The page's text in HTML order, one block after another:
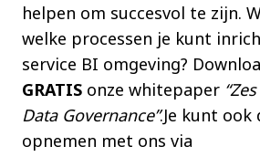
helpen om succesvol te zijn.
welke processen je kunt
service BI omgeving?
GRATIS onze whitepaper
Data Governance”.Je kunt
opnemen met ons via